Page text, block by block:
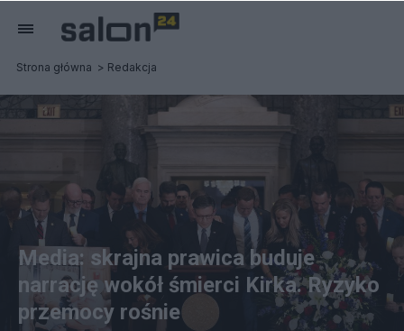
Strona główna Redakcja
Media: skrajna prawica buduje
narrację wokół śmierci Kirka. Ryzyko
przemocy rośnie